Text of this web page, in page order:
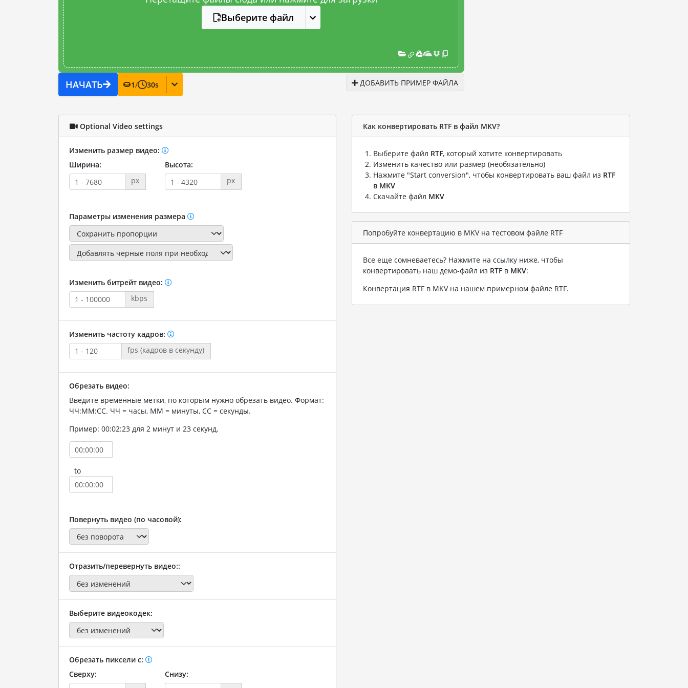
Выберите файл
НАЧАТЬ 1/ 30s ДОБАВИТЬ ПРИМЕР ФАЙЛА
Optional Video settings
Изменить размер видео:
Ширина:
px
Высота:
px
Параметры изменения размера
Изменить битрейт видео:
kbps
Изменить частоту кадров:
fps (кадров в секунду)
Обрезать видео:
Введите временные метки, по которым нужно обрезать видео. Формат:
ЧЧ:ММ:СС. ЧЧ = часы, ММ = минуты, СС = секунды.
Пример: 00:02:23 для 2 минут и 23 секунд.
to
Повернуть видео (по часовой):
Отразить/перевернуть видео::
Выберите видеокодек:
Обрезать пиксели с:
Сверху:
Снизу:
Как конвертировать RTF в файл MKV?
Выберите файл RTF, который хотите конвертировать
Изменить качество или размер (необязательно)
Нажмите "Start conversion", чтобы конвертировать ваш файл из RTF
в MKV
Скачайте файл MKV
Попробуйте конвертацию в MKV на тестовом файле RTF
Все еще сомневаетесь? Нажмите на ссылку ниже, чтобы
конвертировать наш демо-файл из RTF в MKV:
Конвертация RTF в MKV на нашем примерном файле RTF.